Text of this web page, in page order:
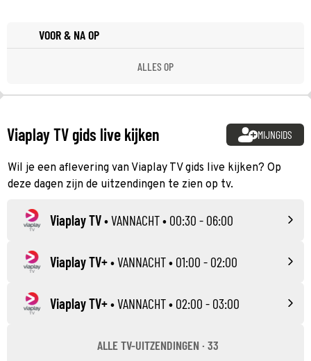
VOOR & NA OP
ALLES OP
Viaplay TV gids live kijken MIJNGIDS
Wil je een aflevering van Viaplay TV gids live kijken? Op
deze dagen zijn de uitzendingen te zien op tv.
Viaplay TV•VANNACHT• 00:30 - 06:00
Viaplay TV+•VANNACHT• 01:00 - 02:00
Viaplay TV+•VANNACHT• 02:00 - 03:00
ALLE TV-UITZENDINGEN · 33